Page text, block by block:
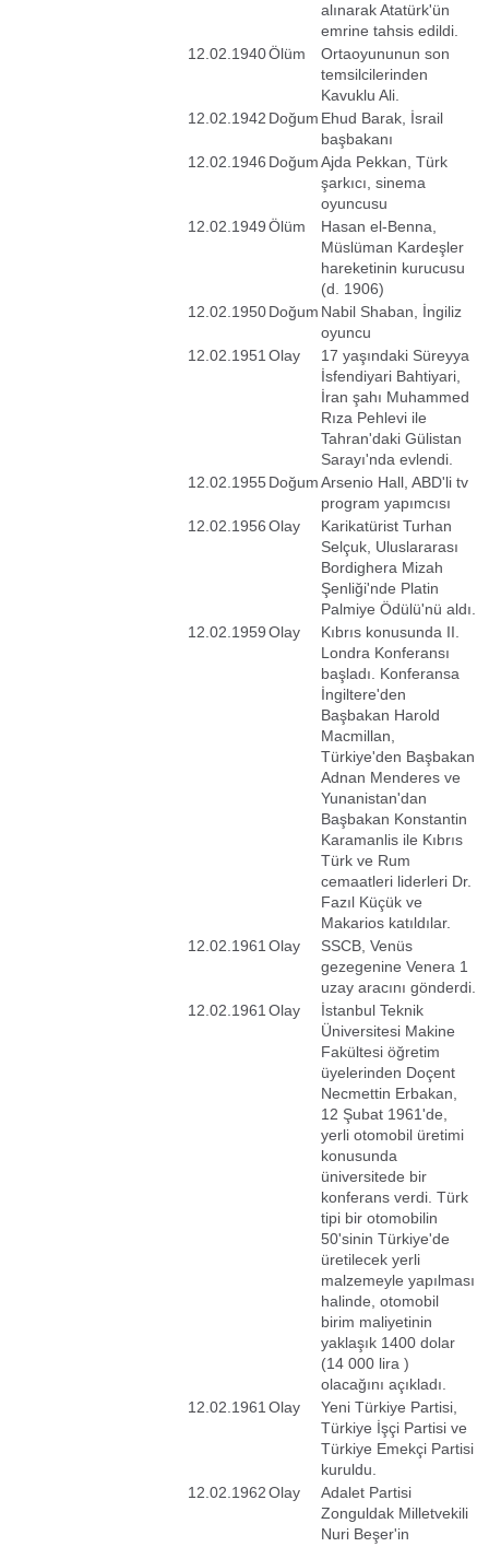
alınarak Atatürk'ün
emrine tahsis edildi.
12.02.1940Ölüm
Ortaoyununun son
temsilcilerinden
Kavuklu Ali.
12.02.1942 Doğum Ehud Barak, İsrail
başbakanı
12.02.1946 DoğumAjda Pekkan, Türk
şarkıcı, sinema
oyuncusu
12.02.1949Ölüm
Hasan el-Benna,
Müslüman Kardeşler
hareketinin kurucusu
(d. 1906)
12.02.1950Doğum Nabil Shaban, İngiliz
oyuncu
12.02.1951 Olay
17 yaşındaki Süreyya
İsfendiyari Bahtiyari,
İran şahı Muhammed
Rıza Pehlevi ile
Tahran'daki Gülistan
Sarayı'nda evlendi.
12.02.1955 DoğumArsenio Hall, ABD'li tv
program yapımcısı
12.02.1956Olay
Karikatürist Turhan
Selçuk, Uluslararası
Bordighera Mizah
Şenliği'nde Platin
Palmiye Ödülü'nü aldı.
12.02.1959Olay
Kıbrıs konusunda II.
Londra Konferansı
başladı. Konferansa
İngiltere'den
Başbakan Harold
Macmillan,
Türkiye'den Başbakan
Adnan Menderes ve
Yunanistan'dan
Başbakan Konstantin
Karamanlis ile Kıbrıs
Türk ve Rum
cemaatleri liderleri Dr.
Fazıl Küçük ve
Makarios katıldılar.
12.02.1961 Olay
SSCB, Venüs
gezegenine Venera 1
uzay aracını gönderdi.
12.02.1961 Olay
İstanbul Teknik
Üniversitesi Makine
Fakültesi öğretim
üyelerinden Doçent
Necmettin Erbakan,
12 Şubat 1961'de,
yerli otomobil üretimi
konusunda
üniversitede bir
konferans verdi. Türk
tipi bir otomobilin
50'sinin Türkiye'de
üretilecek yerli
malzemeyle yapılması
halinde, otomobil
birim maliyetinin
yaklaşık 1400 dolar
(14 000 lira )
olacağını açıkladı.
12.02.1961 Olay
Yeni Türkiye Partisi,
Türkiye İşçi Partisi ve
Türkiye Emekçi Partisi
kuruldu.
12.02.1962Olay
Adalet Partisi
Zonguldak Milletvekili
Nuri Beşer'in